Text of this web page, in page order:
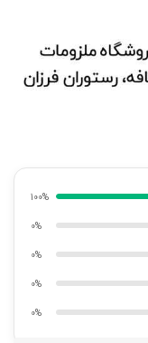
100%
0%
0%
0%
0%